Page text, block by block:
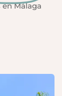
Málaga